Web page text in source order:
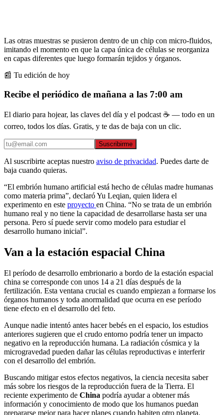
Las otras muestras se pusieron dentro de un chip con micro-fluidos,
imitando el momento en que la capa única de células se reorganiza
en capas diferentes que luego formarán tejidos y órganos.
📰 Tu edición de hoy
Recibe el periódico de mañana a las 7:00 am
El diario para hojear, las claves del día y el podcast ☕ — todo en un
correo, todos los días. Gratis, y te das de baja con un clic.
Suscribirme
Al suscribirte aceptas nuestro aviso de privacidad. Puedes darte de
baja cuando quieras.
“El embrión humano artificial está hecho de células madre humanas
como materia prima”, declaró Yu Leqian, quien lidera el
experimento en este proyecto en China. “No se trata de un embrión
humano real y no tiene la capacidad de desarrollarse hasta ser una
persona. Pero sí puede servir como modelo para estudiar el
desarrollo humano inicial”.
Van a la estación espacial China
El período de desarrollo embrionario a bordo de la estación espacial
china se corresponde con unos 14 a 21 días después de la
fertilización. Esta ventana crucial es cuando empiezan a formarse los
órganos humanos y toda anormalidad que ocurra en ese período
tiene efecto en el desarrollo del feto.
Aunque nadie intentó antes hacer bebés en el espacio, los estudios
anteriores sugieren que el crudo entorno podría tener un impacto
negativo en la reproducción humana. La radiación cósmica y la
microgravedad pueden dañar las células reproductivas e interferir
con el desarrollo del embrión.
Buscando mitigar estos efectos negativos, la ciencia necesita saber
más sobre los riesgos de la reproducción fuera de la Tierra. El
reciente experimento de China podría ayudar a obtener más
información y conocimiento de modo que los humanos puedan
prepararse mejor para hacer planes cuando habiten otro planeta.